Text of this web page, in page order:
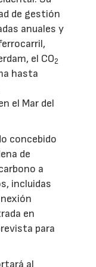
de gestión
anuales y
el CO2
hasta
el Mar del
concebido
de
a
incluidas
en
para
al